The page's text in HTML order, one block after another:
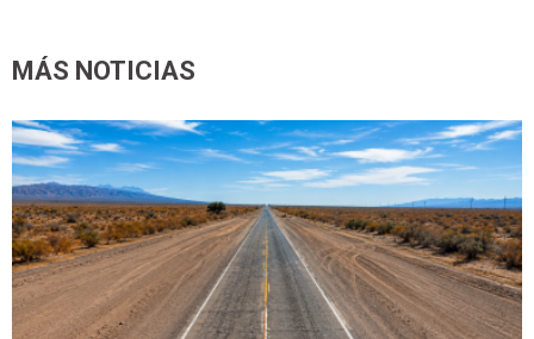
MÁS NOTICIAS